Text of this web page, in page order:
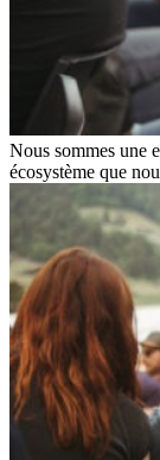
Nous sommes une
écosystème que